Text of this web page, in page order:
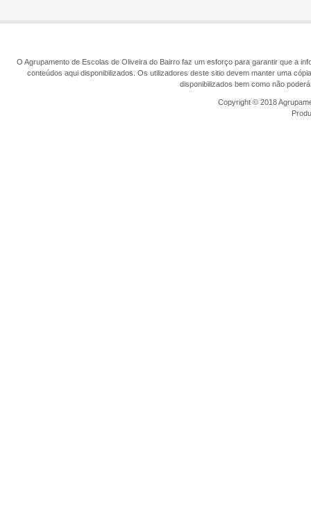
O Agrupamento de Escolas de Oliveira do Bairro faz um esforço para garantir que a
conteúdos aqui disponibilizados. Os utilizadores deste sitio devem manter uma
disponibilizados bem como não
Copyright © 2018